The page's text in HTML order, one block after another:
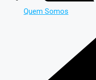
Quem Somos